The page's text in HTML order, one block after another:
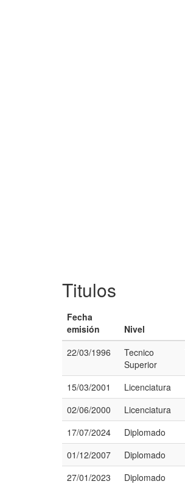
Titulos
Fecha
emisión
Nivel
22/03/1996
Tecnico
Superior
15/03/2001 Licenciatura
02/06/2000
Licenciatura
17/07/2024
Diplomado
01/12/2007
Diplomado
27/01/2023
Diplomado